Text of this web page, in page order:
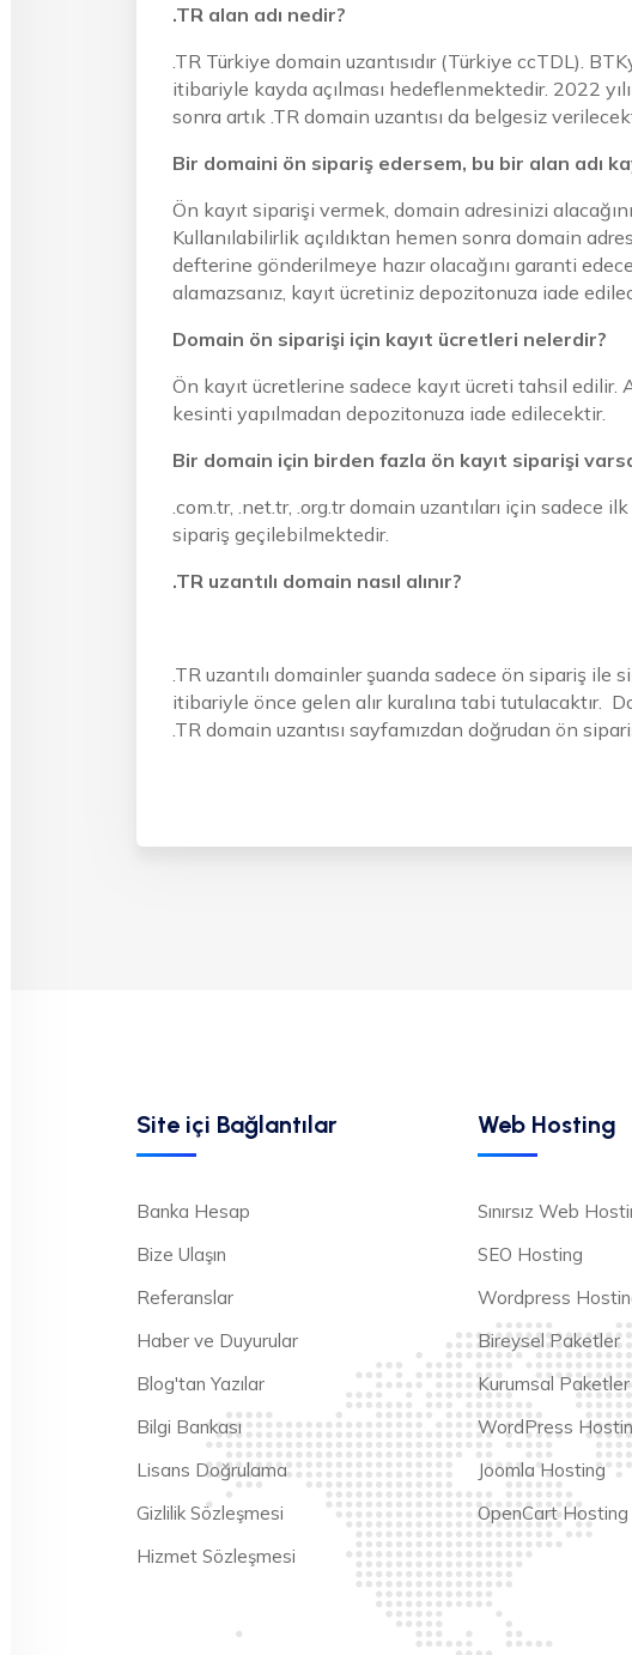
.TR alan adı nedir?
.TR Türkiye domain uzantısıdır (Türkiye ccTDL).
itibariyle kayda açılması hedeflenmektedir. 2022
sonra artık .TR domain uzantısı da belgesiz
Bir domaini ön sipariş edersem, bu bir alan adı
Ön kayıt siparişi vermek, domain adresinizi
Kullanılabilirlik açıldıktan hemen sonra domain
defterine gönderilmeye hazır olacağını garanti
alamazsanız, kayıt ücretiniz depozitonuza iade
Domain ön siparişi için kayıt ücretleri nelerdir?
Ön kayıt ücretlerine sadece kayıt ücreti tahsil edilir.
kesinti yapılmadan depozitonuza iade edilecektir.
Bir domain için birden fazla ön kayıt siparişi
.com.tr, .net.tr, .org.tr domain uzantıları için sadece
sipariş geçilebilmektedir.
.TR uzantılı domain nasıl alınır?
.TR uzantılı domainler şuanda sadece ön sipariş ile
itibariyle önce gelen alır kuralına tabi tutulacaktır.
.TR domain uzantısı sayfamızdan doğrudan ön
Site içi Bağlantılar
Banka Hesap
Bize Ulaşın
Referanslar
Haber ve Duyurular
Blog'tan Yazılar
Bilgi Bankası
Lisans Doğrulama
Gizlilik Sözleşmesi
Hizmet Sözleşmesi
Web Hosting
Sınırsız Web
SEO Hosting
Wordpress
Bireysel Paketler
Kurumsal Paketler
WordPress
Joomla Hosting
OpenCart Hosting